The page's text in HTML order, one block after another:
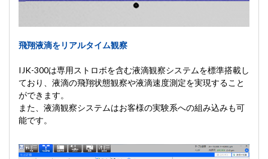
飛翔液滴をリアルタイム観察
IJK-300は専用ストロボを含む液滴観察システムを標準搭載し
ており、液滴の飛翔状態観察や液滴速度測定を実現すること
ができます。
また、液滴観察システムはお客様の実験系への組み込みも可
能です。